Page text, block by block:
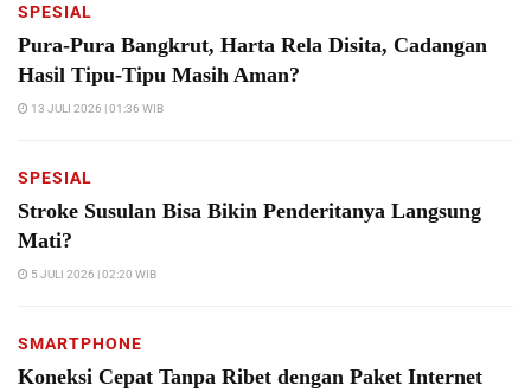
SPESIAL
Pura-Pura Bangkrut, Harta Rela Disita, Cadangan
Hasil Tipu-Tipu Masih Aman?
13 JULI 2026 | 01:36 WIB
SPESIAL
Stroke Susulan Bisa Bikin Penderitanya Langsung
Mati?
5 JULI 2026 | 02:20 WIB
SMARTPHONE
Koneksi Cepat Tanpa Ribet dengan Paket Internet